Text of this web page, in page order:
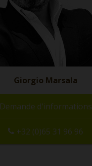
Giorgio Marsala
Demande d'informations
+32 (0)65 31 96 96